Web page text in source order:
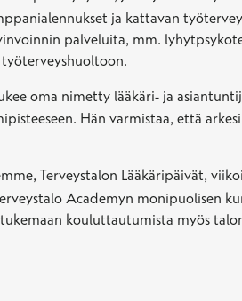
ja kattavan
palveluita, mm.
oma nimetty lääkäri- ja
Hän varmistaa, että
Terveystalon Lääkäripäivät,
Academyn monipuolisen
kouluttautumista myös